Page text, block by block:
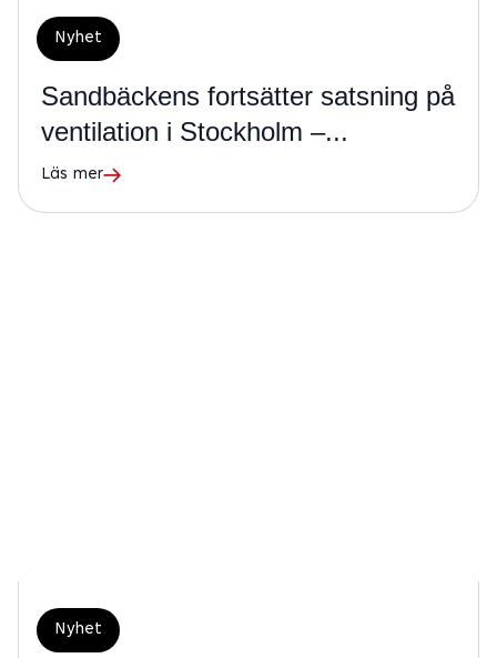
Nyhet
Sandbäckens fortsätter satsning på
ventilation i Stockholm –...
Läs mer
Nyhet